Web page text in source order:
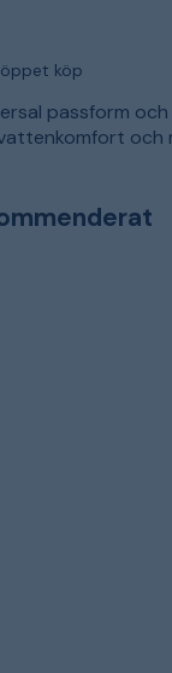
köp
passform och
och